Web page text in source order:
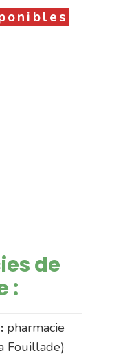
de
:
pharmacie
Fouillade)